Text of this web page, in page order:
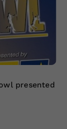
presented